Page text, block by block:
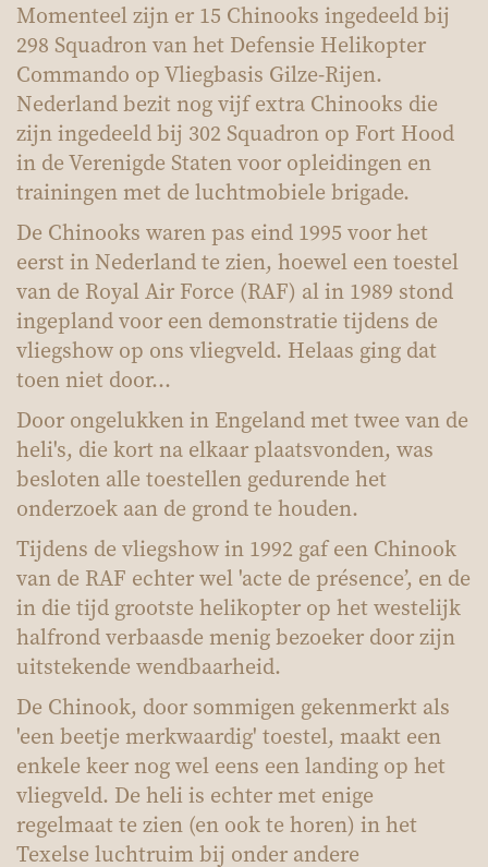
Momenteel zijn er 15 Chinooks ingedeeld bij
298 Squadron van het Defensie Helikopter
Commando op Vliegbasis Gilze-Rijen.
Nederland bezit nog vijf extra Chinooks die
zijn ingedeeld bij 302 Squadron op Fort Hood
in de Verenigde Staten voor opleidingen en
trainingen met de luchtmobiele brigade.
De Chinooks waren pas eind 1995 voor het
eerst in Nederland te zien, hoewel een toestel
van de Royal Air Force (RAF) al in 1989 stond
ingepland voor een demonstratie tijdens de
vliegshow op ons vliegveld. Helaas ging dat
toen niet door...
Door ongelukken in Engeland met twee van de
heli's, die kort na elkaar plaatsvonden, was
besloten alle toestellen gedurende het
onderzoek aan de grond te houden.
Tijdens de vliegshow in 1992 gaf een Chinook
van de RAF echter wel 'acte de présence’, en de
in die tijd grootste helikopter op het westelijk
halfrond verbaasde menig bezoeker door zijn
uitstekende wendbaarheid.
De Chinook, door sommigen gekenmerkt als
'een beetje merkwaardig' toestel, maakt een
enkele keer nog wel eens een landing op het
vliegveld. De heli is echter met enige
regelmaat te zien (en ook te horen) in het
Texelse luchtruim bij onder andere